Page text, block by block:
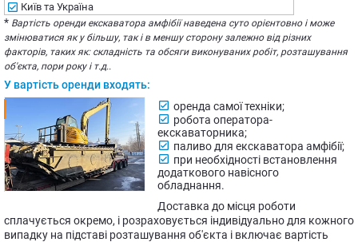
Київ та Україна
* Вартість оренди екскаватора амфібії наведена суто орієнтовно і може
змінюватися як у більшу, так і в меншу сторону залежно від різних
факторів, таких як: складність та обсяги виконуваних робіт, розташування
об'єкта, пори року і т.д..
У вартість оренди входять:
оренда самої техніки;
робота оператора-
екскаваторника;
паливо для екскаватора амфібії;
при необхідності встановлення
додаткового навісного
обладнання.
Доставка до місця роботи
сплачується окремо, і розраховується індивідуально для кожного
випадку на підставі розташування об'єкта і включає вартість